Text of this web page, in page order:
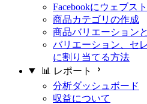
Facebookにウェブス
商品カテゴリの作成
商品バリエーション
バリエーション、セ
に割り当てる方法
📊 レポート
分析ダッシュボード
収益について